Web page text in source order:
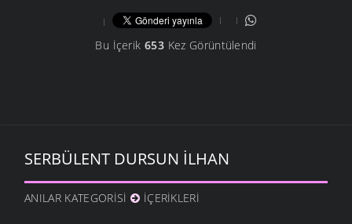
Bu İçerik 653Kez Görüntülendi
SERBÜLENT DURSUN İLHAN
ANILAR KATEGORISI İÇERIKLERI